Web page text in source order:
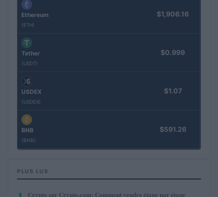
Ethereum
(ETH)
$1,906.16
Tether
(USDT)
$0.999
USDEX
(USDEX)
$1.07
BNB
(BNB)
$591.26
PLUS LUS
Crypto sur Crypto.com: Comment vendre étape par étape